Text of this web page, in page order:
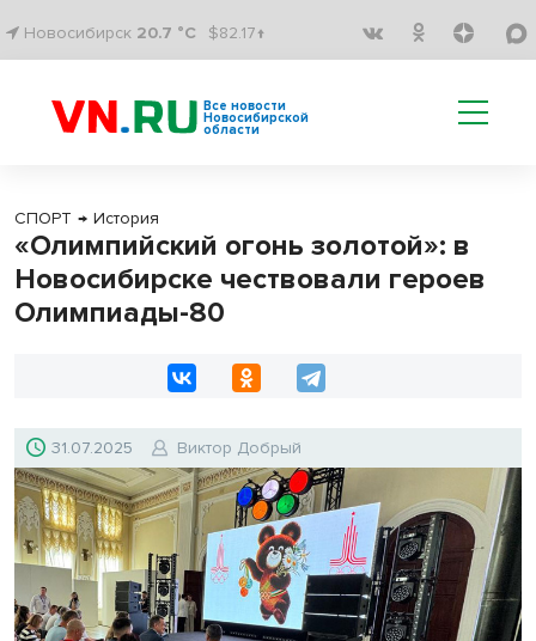
Новосибирск 20.7 °C $82.17↑
Все новости
Новосибирской
области
СПОРТ → История
«Олимпийский огонь золотой»: в
Новосибирске чествовали героев
Олимпиады-80
31.07.2025 Виктор Добрый